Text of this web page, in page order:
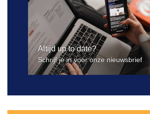
Altijd up to date?
Schrijf je in voor onze nieuwsbrief